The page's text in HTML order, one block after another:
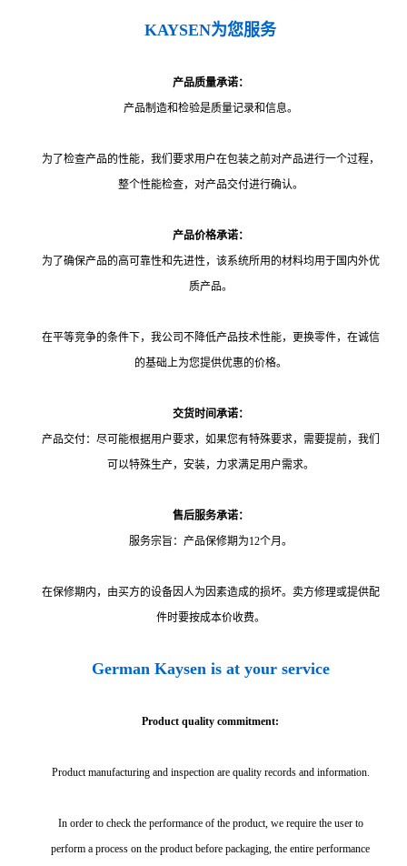
KAYSEN为您服务
产品质量承诺：
产品制造和检验是质量记录和信息。
为了检查产品的性能，我们要求用户在包装之前对产品进行一个过程，
整个性能检查，对产品交付进行确认。
产品价格承诺：
为了确保产品的高可靠性和先进性，该系统所用的材料均用于国内外优
质产品。
在平等竞争的条件下，我公司不降低产品技术性能，更换零件，在诚信
的基础上为您提供优惠的价格。
交货时间承诺：
产品交付：尽可能根据用户要求，如果您有特殊要求，需要提前，我们
可以特殊生产，安装，力求满足用户需求。
售后服务承诺：
服务宗旨：产品保修期为12个月。
在保修期内，由买方的设备因人为因素造成的损坏。卖方修理或提供配
件时要按成本价收费。
German Kaysen is at your service
Product quality commitment:
Product manufacturing and inspection are quality records and information.
In order to check the performance of the product, we require the user to
perform a process on the product before packaging, the entire performance